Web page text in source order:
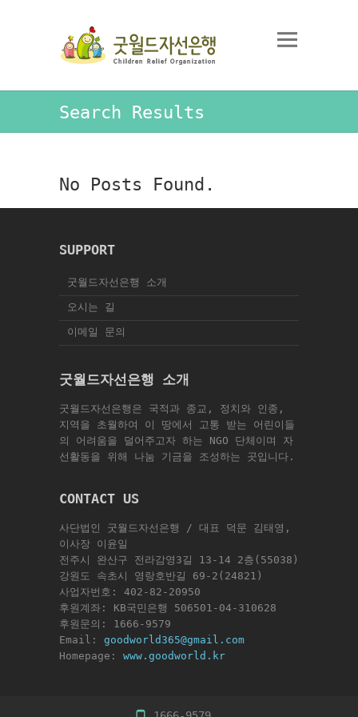
Search Results
No Posts Found.
SUPPORT
굿월드자선은행 소개
오시는 길
이메일 문의
굿월드자선은행 소개
굿월드자선은행은 국적과 종교, 정치와 인종,
지역을 초월하여 이 땅에서 고통 받는 어린이들
의 어려움을 덜어주고자 하는 NGO 단체이며 자
선활동을 위해 나눔 기금을 조성하는 곳입니다.
CONTACT US
사단법인 굿월드자선은행 / 대표 덕문 김태영,
이사장 이윤일
전주시 완산구 전라감영3길 13-14 2층(55038)
강원도 속초시 영랑호반길 69-2(24821)
사업자번호: 402-82-20950
후원계좌: KB국민은행 506501-04-310628
후원문의: 1666-9579
Email: goodworld365@gmail.com
Homepage: www.goodworld.kr